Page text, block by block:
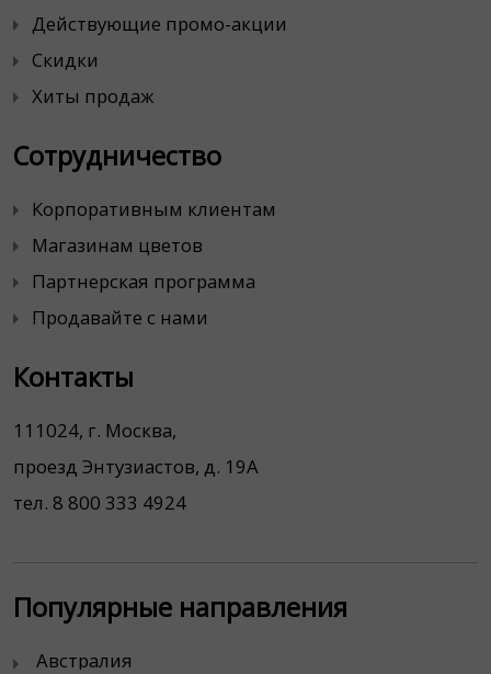
Действующие промо-акции
Скидки
Хиты продаж
Сотрудничество
Корпоративным клиентам
Магазинам цветов
Партнерская программа
Продавайте с нами
Контакты
111024, г. Москва,
проезд Энтузиастов, д. 19А
тел. 8 800 333 4924
Популярные направления
Австралия